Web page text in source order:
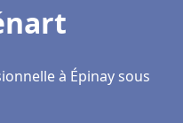
à Épinay sous